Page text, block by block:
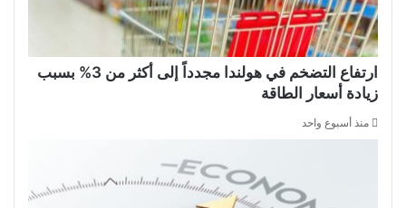
ارتفاع التضخم في هولندا مجدداً إلى أكثر من 3% بسبب
زيادة أسعار الطاقة
منذ أسبوع واحد